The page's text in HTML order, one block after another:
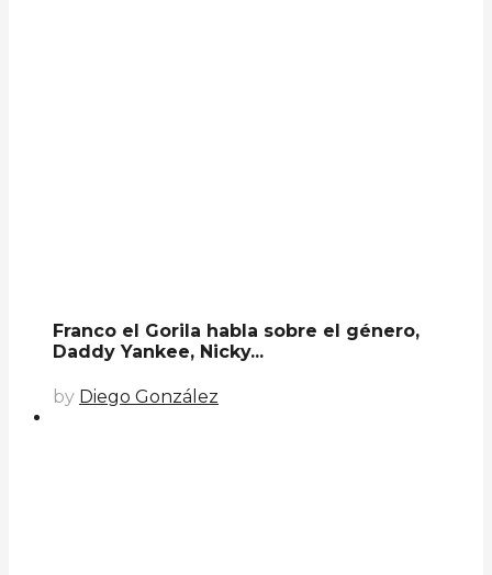
Franco el Gorila habla sobre el género,
Daddy Yankee, Nicky...
by Diego González